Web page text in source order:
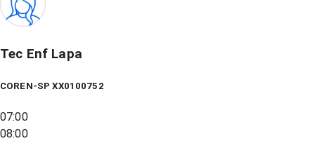
Tec Enf Lapa
COREN-SP XX0100752
07:00
08:00